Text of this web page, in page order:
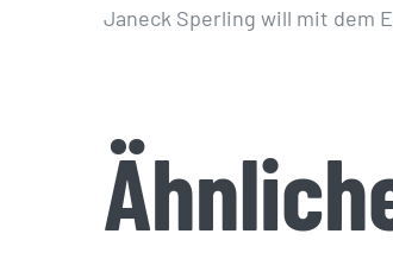
Janeck Sperling will mit dem